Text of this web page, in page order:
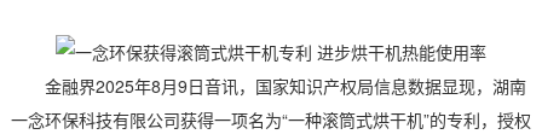
金融界2025年8月9日音讯，国家知识产权局信息数据显现，湖南
一念环保科技有限公司获得一项名为“一种滚筒式烘干机”的专利，授权